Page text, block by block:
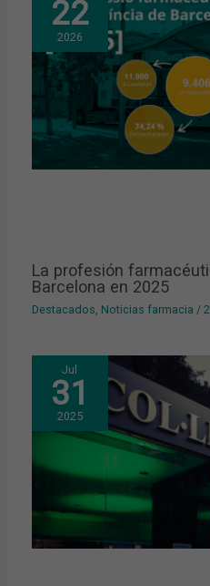
22
2026
La profesión
Barcelona en 2025
Destacados, Noticias farmacia /
Jul
31
2025